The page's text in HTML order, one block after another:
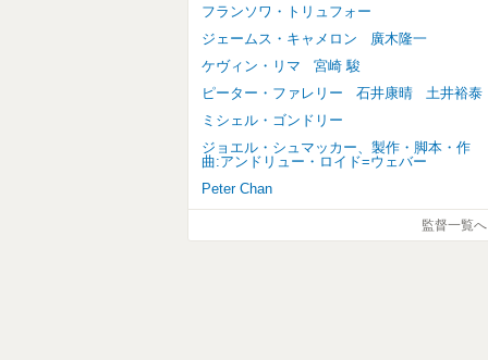
フランソワ・トリュフォー
ジェームス・キャメロン
廣木隆一
ケヴィン・リマ
宮崎 駿
ピーター・ファレリー
石井康晴
土井裕泰
ミシェル・ゴンドリー
ジョエル・シュマッカー、製作・脚本・作
曲:アンドリュー・ロイド=ウェバー
Peter Chan
監督一覧へ